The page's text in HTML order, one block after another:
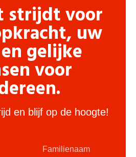
strijdt voor
uw
gelijke
voor
en blijf op de hoogte!